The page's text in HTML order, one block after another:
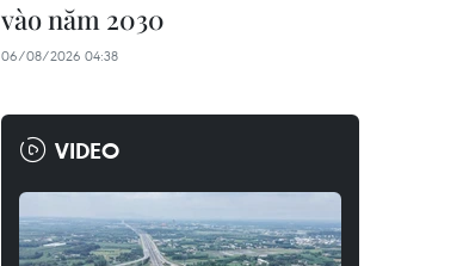
vào năm 2030
06/08/2026 04:38
VIDEO